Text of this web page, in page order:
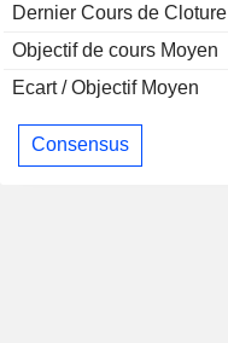
Dernier Cours de Cloture
Objectif de cours Moyen
Ecart / Objectif Moyen
Consensus